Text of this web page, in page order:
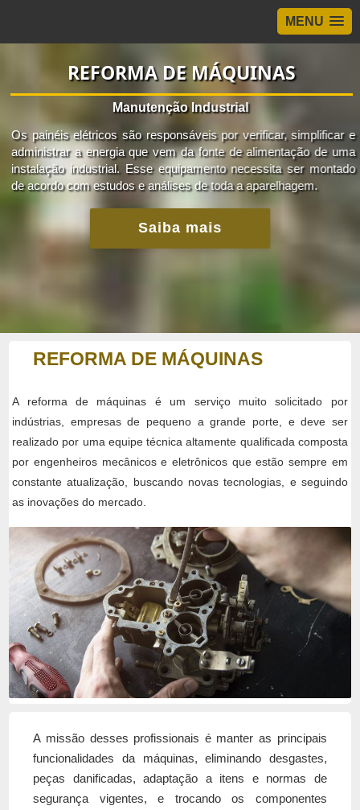
MENU
REFORMA DE MÁQUINAS
Manutenção Industrial
Os painéis elétricos são responsáveis por verificar, simplificar e
administrar a energia que vem da fonte de alimentação de uma
instalação industrial. Esse equipamento necessita ser montado
de acordo com estudos e análises de toda a aparelhagem.
Saiba mais
REFORMA DE MÁQUINAS
A reforma de máquinas é um serviço muito solicitado por
indústrias, empresas de pequeno a grande porte, e deve ser
realizado por uma equipe técnica altamente qualificada composta
por engenheiros mecânicos e eletrônicos que estão sempre em
constante atualização, buscando novas tecnologias, e seguindo
as inovações do mercado.
A missão desses profissionais é manter as principais
funcionalidades da máquinas, eliminando desgastes,
peças danificadas, adaptação a itens e normas de
segurança vigentes, e trocando os componentes